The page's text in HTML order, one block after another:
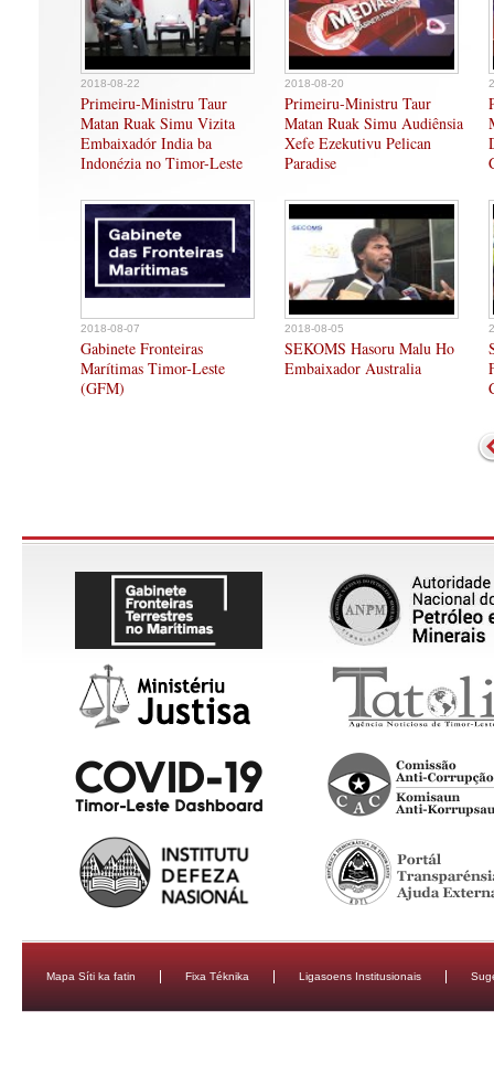
2018-08-22
Primeiru-Ministru Taur
Matan Ruak Simu Vizita
Embaixadór India ba
Indonézia no Timor-Leste
2018-08-20
Primeiru-Ministru Taur
Matan Ruak Simu Audiênsia
Xefe Ezekutivu Pelican
Paradise
2018-08-07
Gabinete Fronteiras
Marítimas Timor-Leste
(GFM)
2018-08-05
SEKOMS Hasoru Malu Ho
Embaixador Australia
Mapa Síti ka fatin Fixa Téknika Ligasoens Institusionais